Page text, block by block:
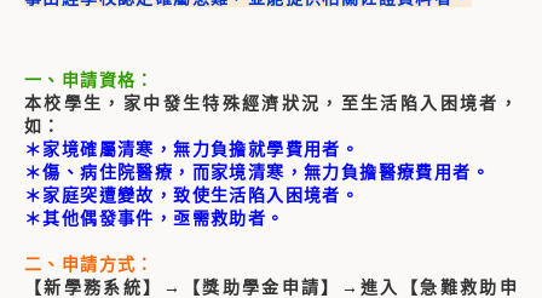
一、申請資格：
本校學生，家中發生特殊經濟狀況，至生活陷入困境者，
如：
＊家境確屬清寒，無力負擔就學費用者。
＊傷、病住院醫療，而家境清寒，無力負擔醫療費用者。
＊家庭突遭變故，致使生活陷入困境者。
＊其他偶發事件，亟需救助者。
二、申請方式：
【新學務系統】→【獎助學金申請】→進入【急難救助申